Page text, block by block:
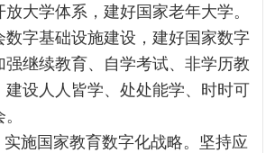
大学体系，建好国家老年大学。
数字基础设施建设，建好国家数字
强继续教育、自学考试、非学历教
建设人人皆学、处处能学、时时可
实施国家教育数字化战略。坚持应